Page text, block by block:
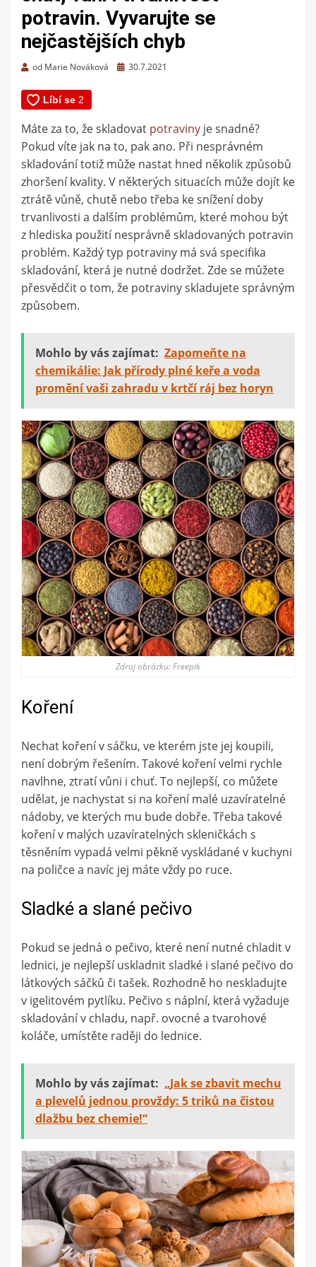
potravin. Vyvarujte se
nejčastějších chyb
od Marie Nováková
Zveřejněno
30.7.2021
Máte za to, že skladovat potraviny je snadné?
Pokud víte jak na to, pak ano. Při nesprávném
skladování totiž může nastat hned několik způsobů
zhoršení kvality. V některých situacích může dojít ke
ztrátě vůně, chutě nebo třeba ke snížení doby
trvanlivosti a dalším problémům, které mohou být
z hlediska použití nesprávně skladovaných potravin
problém. Každý typ potraviny má svá specifika
skladování, která je nutné dodržet. Zde se můžete
přesvědčit o tom, že potraviny skladujete správným
způsobem.
Mohlo by vás zajímat: Zapomeňte na
chemikálie: Jak přírody plné keře a voda
promění vaši zahradu v krtčí ráj bez horyn
Zdroj obrázku: Freepik
Koření
Nechat koření v sáčku, ve kterém jste jej koupili,
není dobrým řešením. Takové koření velmi rychle
navlhne, ztratí vůni i chuť. To nejlepší, co můžete
udělat, je nachystat si na koření malé uzavíratelné
nádoby, ve kterých mu bude dobře. Třeba takové
koření v malých uzavíratelných skleničkách s
těsněním vypadá velmi pěkně vyskládané v kuchyni
na poličce a navíc jej máte vždy po ruce.
Sladké a slané pečivo
Pokud se jedná o pečivo, které není nutné chladit v
lednici, je nejlepší uskladnit sladké i slané pečivo do
látkových sáčků či tašek. Rozhodně ho neskladujte
v igelitovém pytlíku. Pečivo s náplní, která vyžaduje
skladování v chladu, např. ovocné a tvarohové
koláče, umístěte raději do lednice.
Mohlo by vás zajímat: „Jak se zbavit mechu
a plevelů jednou provždy: 5 triků na čistou
dlažbu bez chemie!“